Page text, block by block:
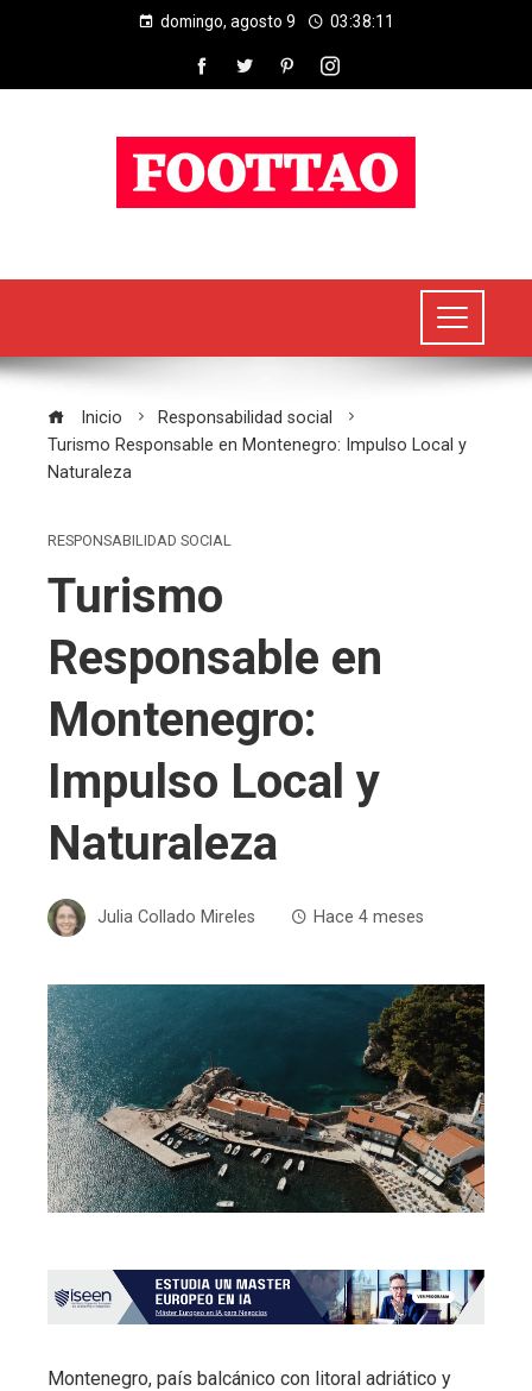
domingo, agosto 9 03:38:12
Inicio
Responsabilidad social
Turismo Responsable en Montenegro: Impulso Local y
Naturaleza
RESPONSABILIDAD SOCIAL
Turismo
Responsable en
Montenegro:
Impulso Local y
Naturaleza
Julia Collado Mireles Hace 4 meses
Montenegro, país balcánico con litoral adriático y